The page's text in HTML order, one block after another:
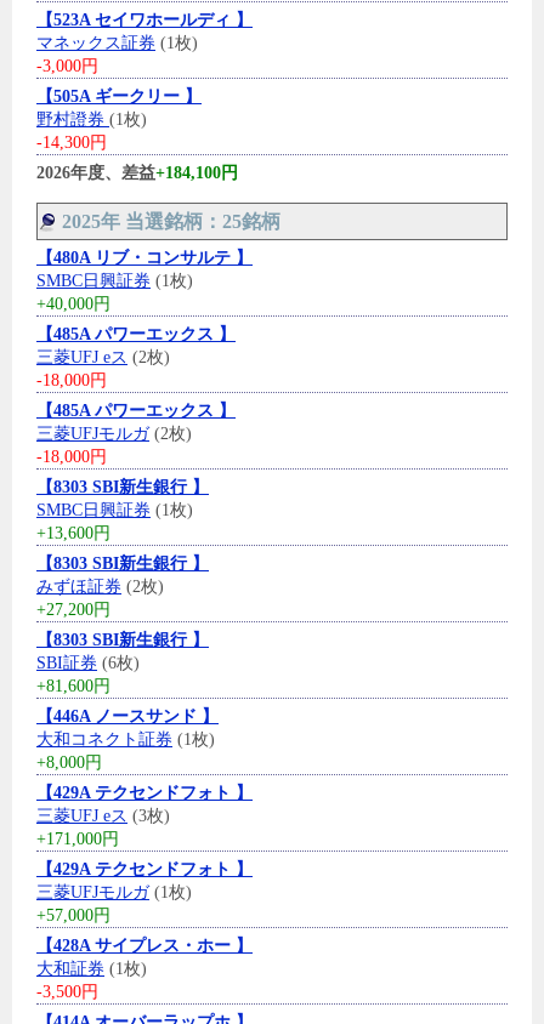
【523A セイワホールディ 】
マネックス証券 (1枚)
-3,000円
【505A ギークリー 】
野村證券 (1枚)
-14,300円
2026年度、差益+184,100円
2025年 当選銘柄：25銘柄
【480A リブ・コンサルテ 】
SMBC日興証券 (1枚)
+40,000円
【485A パワーエックス 】
三菱UFJ eス (2枚)
-18,000円
【485A パワーエックス 】
三菱UFJモルガ(2枚)
-18,000円
【8303 SBI新生銀行 】
SMBC日興証券 (1枚)
+13,600円
【8303 SBI新生銀行 】
みずほ証券 (2枚)
+27,200円
【8303 SBI新生銀行 】
SBI証券 (6枚)
+81,600円
【446A ノースサンド 】
大和コネクト証券 (1枚)
+8,000円
【429A テクセンドフォト 】
三菱UFJ eス (3枚)
+171,000円
【429A テクセンドフォト 】
三菱UFJモルガ(1枚)
+57,000円
【428A サイプレス・ホー 】
大和証券 (1枚)
-3,500円